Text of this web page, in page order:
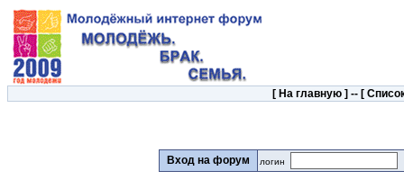
[ На главную] -- [
Вход на форум логин